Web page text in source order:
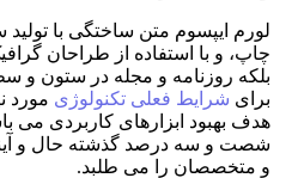
لورم ایپسوم متن ساختگی با
چاپ، و با استفاده از طراحان
بلکه روزنامه و مجله در ستون و
برایشرایط فعلی تکنولوژیمورد
هدف بهبود ابزارهای کاربردی می
شصت و سه درصد گذشته حال و
و متخصصان را می طلبد.